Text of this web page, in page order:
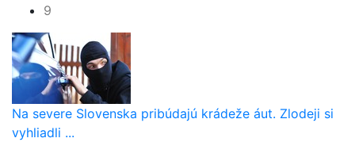
9
Na severe Slovenska pribúdajú krádeže áut. Zlodeji si
vyhliadli ...